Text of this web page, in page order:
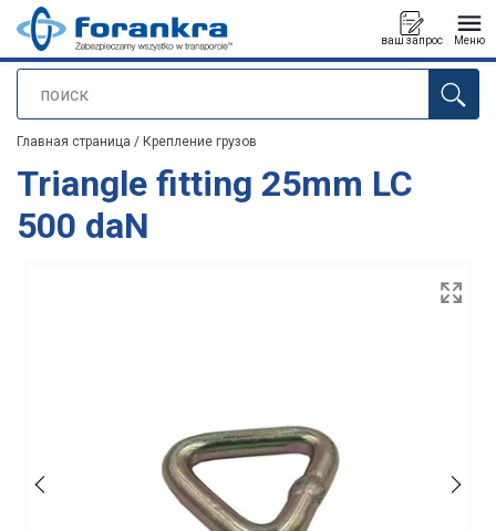
поиск
ваш запрос Меню
Продукт добавлен в ваш запрос
Главная страница / Крепление грузов
Triangle fitting 25mm LC
500 daN